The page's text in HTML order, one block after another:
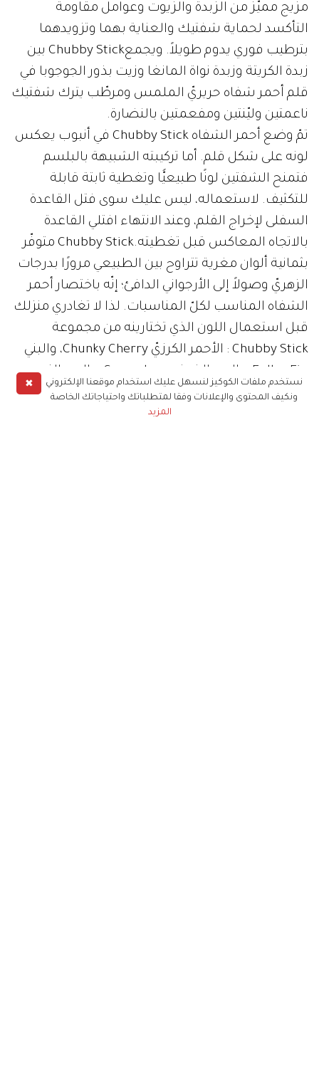
مزيج مميّز من الزبدة والزيوت وعوامل مقاومة
التأكسد لحماية شفتيك والعناية بهما وتزويدهما
بترطيب فوري يدوم طويلاً. ويجمعChubby Stick بين
زبدة الكريتة وزبدة نواة المانغا وزيت بذور الجوجوبا في
قلم أحمر شفاه حريريّ الملمس ومرطّب يترك شفتيك
ناعمتين وليّنتين ومفعمتين بالنضارة.
تمّ وضع أحمر الشفاه Chubby Stick في أنبوب يعكس
لونه على شكل قلم. أما تركيبته الشبيهة بالبلسم
فتمنح الشفتين لونًا طبيعيًّا وتغطية ثابتة قابلة
للتكثيف. لاستعماله، ليس عليك سوى فتل القاعدة
السفلى لإخراج القلم، وعند الانتهاء افتلي القاعدة
بالاتجاه المعاكس قبل تغطيته.Chubby Stick متوفّر
بثمانية ألوان مغرية تتراوح بين الطبيعي مرورًا بدرجات
الزهريّ وصولاً إلى الأرجواني الدافئ؛ إنّه باختصار أحمر
الشفاه المناسب لكلّ المناسبات. لذا لا تغادري منزلك
قبل استعمال اللون الذي تختارينه من مجموعة
Chubby Stick : الأحمر الكرزيّ Chunky Cherry، والبني
Fuller Fig، والبيج الخوخي Graped-up، والبيج الزهري
Mega Melon، والبني الخوخي Richer Raisin، والزهري
✖
نستخدم ملفات الكوكيز لنسهل عليك استخدام موقعنا الإلكتروني
ونكيف المحتوى والإعلانات وفقا لمتطلباتك واحتياجاتك الخاصة
المزيد